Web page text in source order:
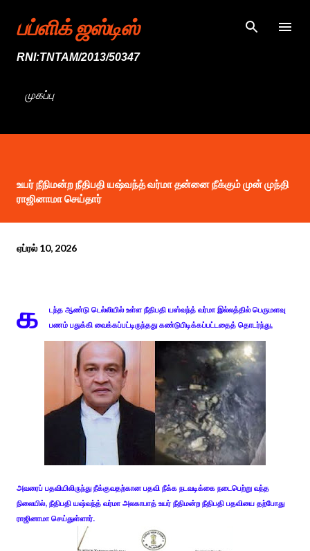
முதன்மை உள்ளடக்கத்திற்குச் செல்
பப்ளிக் ஜஸ்டிஸ்
RNI:TNTAM/2013/50347
முகப்பு
உயர் நீநிமன்ற நீதிபதி யஷ்வந்த் வர்மா தன்னை நீக்கும் முன் முந்தி
ராஜினாமா செய்தார்
ஏப்ரல் 10, 2026
க
டந்த ஆண்டு டெல்லியில் உள்ள நீதிபதி யஸ்வந்த் வர்மா இல்லத்தில் பெருமளவு
பணம் பதுக்கி வைக்கப்பட்டிருந்தது கண்டுபிடிக்கப்பட்டதைத் தொடர்ந்து,
அவரைப் பதவியிலிருந்து நீக்குவதற்கான பதவி நீக்க நடவடிக்கை நடைபெற்று வந்த
நிலையில், நீதிபதி யஷ்வந்த் வர்மா அலகாபாத் உயர் நீதிமன்ற நீதிபதி பதவியை தற்போது
ராஜினாமா செய்துள்ளார்.